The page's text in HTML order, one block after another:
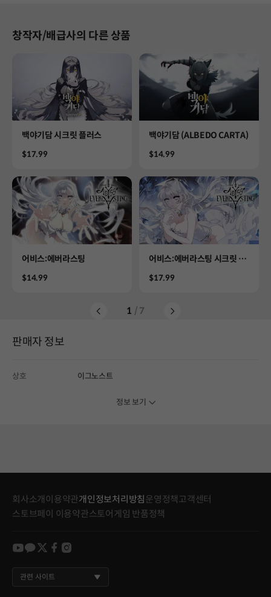
창작자/배급사의 다른 상품
Product
백야기담 시크릿 플러스
Price
$17.99
Product
백야기담 (ALBEDO CARTA)
Price
$14.99
Product
어비스:에버라스팅
Price
$14.99
Product
어비스:에버라스팅 시크릿 플
Price
$17.99
1 / 7
판매자 정보
상호 이그노스트
정보 보기
회사소개이용약관개인정보처리방침 운영정책고객센터
스토브페이 이용약관스토어게임 반품정책
youtube
kakao
twitter
facebook
instagram
관련 사이트